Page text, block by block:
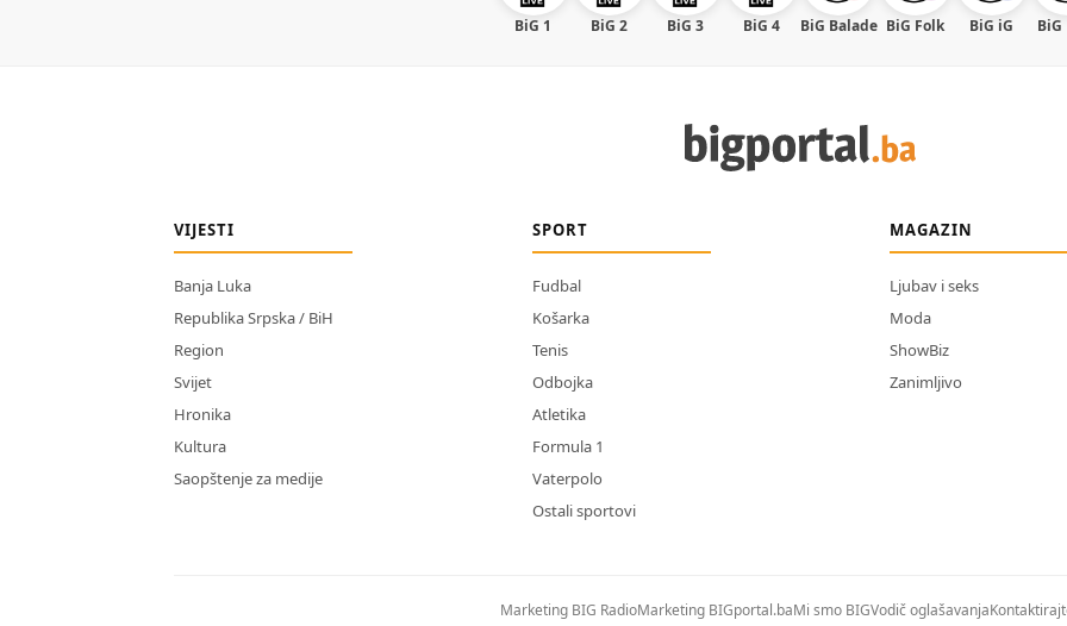
BiG 1 BiG 2 BiG 3 BiG 4 BiG Balade BiG Folk BiG iG BiG
VIJESTI
Banja Luka
Republika Srpska / BiH
Region
Svijet
Hronika
Kultura
Saopštenje za medije
SPORT
Fudbal
Košarka
Tenis
Odbojka
Atletika
Formula 1
Vaterpolo
Ostali sportovi
MAGAZIN
Ljubav i seks
Moda
ShowBiz
Zanimljivo
Marketing BIG RadioMarketing BIGportal.baMi smo BIGVodič oglašavanja